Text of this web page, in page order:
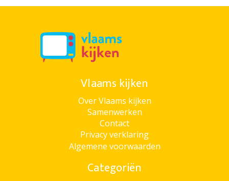
Vlaams kijken
Over Vlaams kijken
Samenwerken
Contact
Privacy verklaring
Algemene voorwaarden
Categoriën